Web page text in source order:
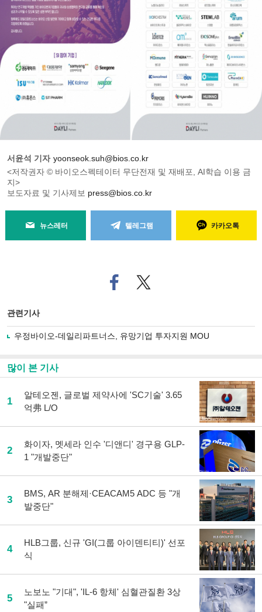
서윤석 기자 yoonseok.suh@bios.co.kr
<저작권자 © 바이오스펙테이터 무단전재 및 재배포, AI학습 이용 금
지>
보도자료 및 기사제보 press@bios.co.kr
뉴스레터 텔레그램 카카오톡
페
이
로
기
기
트위
터로
관련기사
우정바이오-데일리파트너스, 유망기업 투자지원 MOU
많이 본 기사
1
알테오젠, 글로벌 제약사에 'SC기술' 3.65
억弗 L/O
2
화이자, 멧세라 인수 '디앤디' 경구용 GLP-
1 "개발중단"
3
BMS, AR 분해제·CEACAM5 ADC 등 "개
발중단"
4
HLB그룹, 신규 'GI(그룹 아이덴티티)' 선포
식
5
노보노 "기대", 'IL-6 항체' 심혈관질환 3상
"실패”